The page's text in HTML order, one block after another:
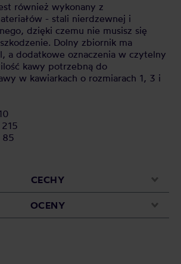
również wykonany z
- stali nierdzewnej i
dzięki czemu nie musisz się
Dolny zbiornik ma
a dodatkowe oznaczenia w czytelny
kawy potrzebną do
w kawiarkach o rozmiarach 1, 3 i
85
CECHY
OCENY